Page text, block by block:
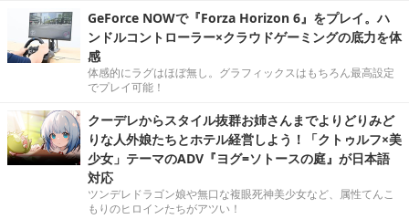
GeForce NOWで『Forza Horizon 6』をプレイ。ハ
ンドルコントローラー×クラウドゲーミングの底力を体
感
体感的にラグはほぼ無し。グラフィックスはもちろん最高設定
でプレイ可能！
クーデレからスタイル抜群お姉さんまでよりどりみど
りな人外娘たちとホテル経営しよう！「クトゥルフ×美
少女」テーマのADV『ヨグ=ソトースの庭』が日本語
対応
ツンデレドラゴン娘や無口な複眼死神美少女など、属性てんこ
もりのヒロインたちがアツい！